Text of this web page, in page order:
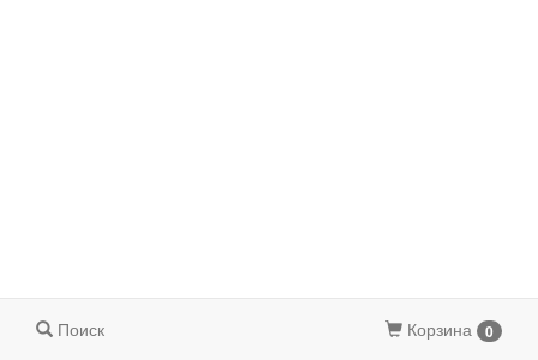
Поиск Корзина 0